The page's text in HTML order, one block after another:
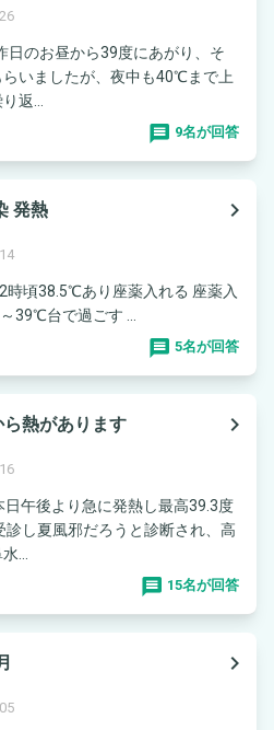
日のお昼から39度にあがり、そ
いましたが、夜中も40℃まで上
返...
9名が回答
発熱
navigate_next
38.5℃あり座薬入れる 座薬入
5名が回答
熱があります
navigate_next
午後より急に発熱し最高39.3度
診し夏風邪だろうと診断され、高
...
15名が回答
navigate_next